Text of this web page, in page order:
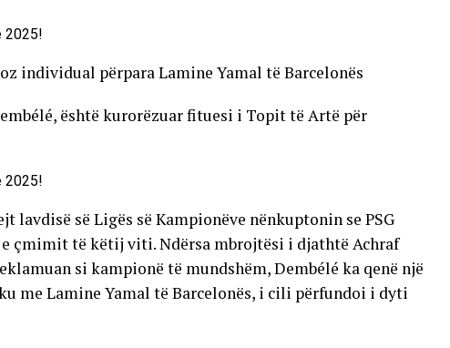
individual përpara Lamine Yamal të Barcelonës
është kurorëzuar fituesi i Topit të Artë për
lavdisë së Ligës së Kampionëve nënkuptonin se PSG
çmimit të këtij viti. Ndërsa mbrojtësi i djathtë Achraf
si kampionë të mundshëm, Dembélé ka qenë një
me Lamine Yamal të Barcelonës, i cili përfundoi i dyti